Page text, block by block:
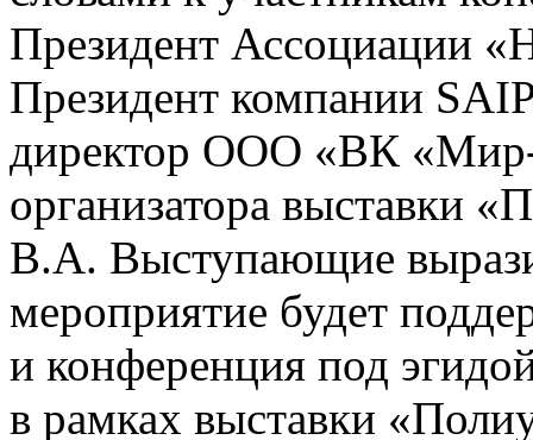
Президент
Президент компании
директор ООО «ВК
организатора выставки
В.А. Выступающие
мероприятие будет
и конференция под
в рамках выставки